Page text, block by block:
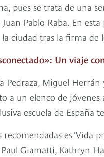
pues se trata de una
Pablo Raba. En
ciudad tras la firma de
Un viaje
Pedraza, Miguel Herrán
a un elenco de
escuela de España
recomendadas es
Giamatti, Kathryn